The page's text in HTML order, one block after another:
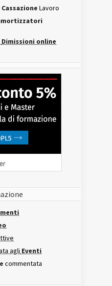
Lavoro
Dimissioni online
agli Eventi
commentata